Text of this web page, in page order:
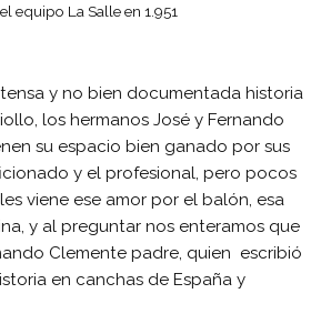
equipo La Salle en 1.951
y no bien documentada historia
los hermanos José y Fernando
su espacio bien ganado por sus
y el profesional, pero pocos
viene ese amor por el balón, esa
y al preguntar nos enteramos que
Clemente padre, quien escribió
en canchas de España y